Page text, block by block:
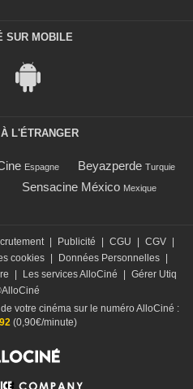
SUR MOBILE
L'ÉTRANGER
Espagne Beyazperde Turquie
Sensacine México Mexique
Publicité CGU CGV
cookies Données Personnelles
Les services AlloCiné
Gérer Utiq
votre cinéma sur le numéro AlloCiné :
(0,90€/minute)